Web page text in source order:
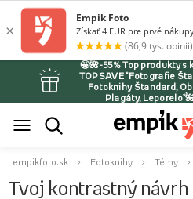
🤩🌺-55% Top produkty s
TOPSAVE *Fotografie
Fotoknihy Štandard,
Plagáty,
empikfoto.sk Fotoknihy Témy
Tvoj kontrastný návrh